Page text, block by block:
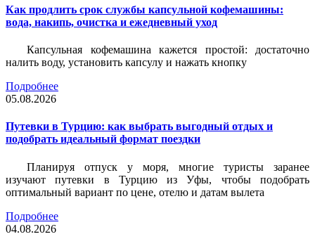
Как продлить срок службы капсульной кофемашины:
вода, накипь, очистка и ежедневный уход
Капсульная кофемашина кажется простой: достаточно
налить воду, установить капсулу и нажать кнопку
Подробнее
05.08.2026
Путевки в Турцию: как выбрать выгодный отдых и
подобрать идеальный формат поездки
Планируя отпуск у моря, многие туристы заранее
изучают путевки в Турцию из Уфы, чтобы подобрать
оптимальный вариант по цене, отелю и датам вылета
Подробнее
04.08.2026